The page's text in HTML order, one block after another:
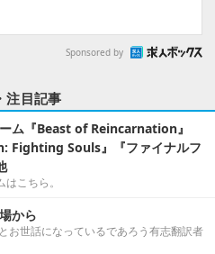
Sponsored by
注目記事
ム『Beast of Reincarnation』
Fighting Souls』『ファイナルフ
こちら。
から
お世話になっているであろう有志翻訳者